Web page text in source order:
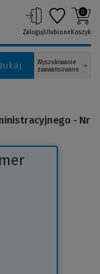
Wyszukiwanie
zaawansowane
ZalogujUlubione
0
Koszyk
- Nr